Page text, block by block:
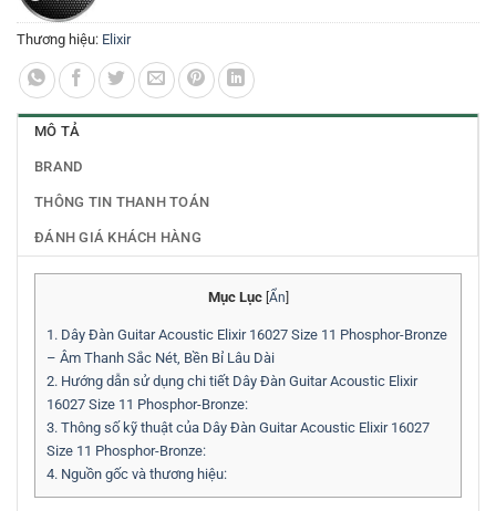
Thương hiệu: Elixir
MÔ TẢ
BRAND
THÔNG TIN THANH TOÁN
ĐÁNH GIÁ KHÁCH HÀNG
Mục Lục [Ẩn]
1. Dây Đàn Guitar Acoustic Elixir 16027 Size 11 Phosphor-Bronze
– Âm Thanh Sắc Nét, Bền Bỉ Lâu Dài
2. Hướng dẫn sử dụng chi tiết Dây Đàn Guitar Acoustic Elixir
16027 Size 11 Phosphor-Bronze:
3. Thông số kỹ thuật của Dây Đàn Guitar Acoustic Elixir 16027
Size 11 Phosphor-Bronze:
4. Nguồn gốc và thương hiệu: